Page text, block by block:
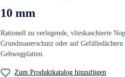
10 mm
Rationell zu verlegende, vlieskaschierte
Grundmauerschutz oder auf
Gehwegplatten.
Zum Produktkatalog hinzufügen